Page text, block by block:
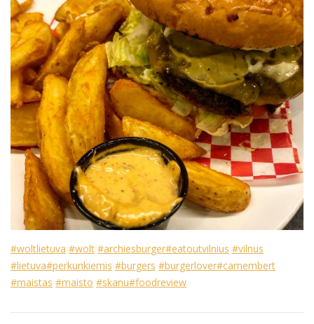
#woltlietuva #wolt #archiesburger#eatoutvilnius #vilnus
#lietuva#perkunkiemis #burgers #burgerlover#camembert
#maistas #maisto #skanu#foodreview